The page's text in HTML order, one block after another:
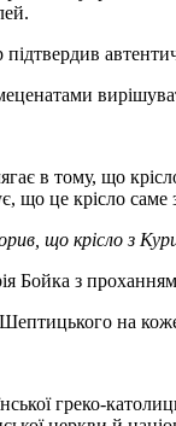
в тому, що
це крісло саме
що крісло з
Бойка з
на
греко-